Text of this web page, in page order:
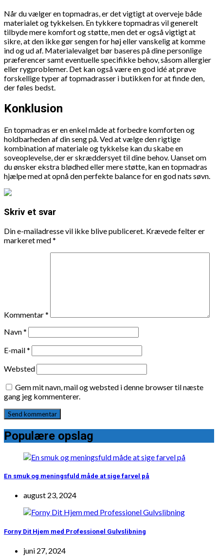
Når du vælger en topmadras, er det vigtigt at overveje både
materialet og tykkelsen. En tykkere topmadras vil generelt
tilbyde mere komfort og støtte, men det er også vigtigt at
sikre, at den ikke gør sengen for høj eller vanskelig at komme
ind og ud af. Materialevalget bør baseres på dine personlige
præferencer samt eventuelle specifikke behov, såsom allergier
eller rygproblemer. Det kan også være en god idé at prøve
forskellige typer af topmadrasser i butikken for at finde den,
der føles bedst.
Konklusion
En topmadras er en enkel måde at forbedre komforten og
holdbarheden af din seng på. Ved at vælge den rigtige
kombination af materiale og tykkelse kan du skabe en
soveoplevelse, der er skræddersyet til dine behov. Uanset om
du ønsker ekstra blødhed eller mere støtte, kan en topmadras
hjælpe med at opnå den perfekte balance for en god nats søvn.
Skriv et svar
Din e-mailadresse vil ikke blive publiceret. Krævede felter er
markeret med*
Kommentar*
Navn*
E-mail*
Websted
Gem mit navn, mail og websted i denne browser til næste
gang jeg kommenterer.
Populære opslag
En smuk og meningsfuld måde at sige farvel på
august 23, 2024
Forny Dit Hjem med Professionel Gulvslibning
juni 27, 2024